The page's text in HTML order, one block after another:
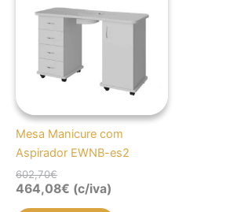
Mesa Manicure com
Aspirador EWNB-es2
602,70€
era:
602,70€.
é:
464,08€.
464,08€ (c/iva)